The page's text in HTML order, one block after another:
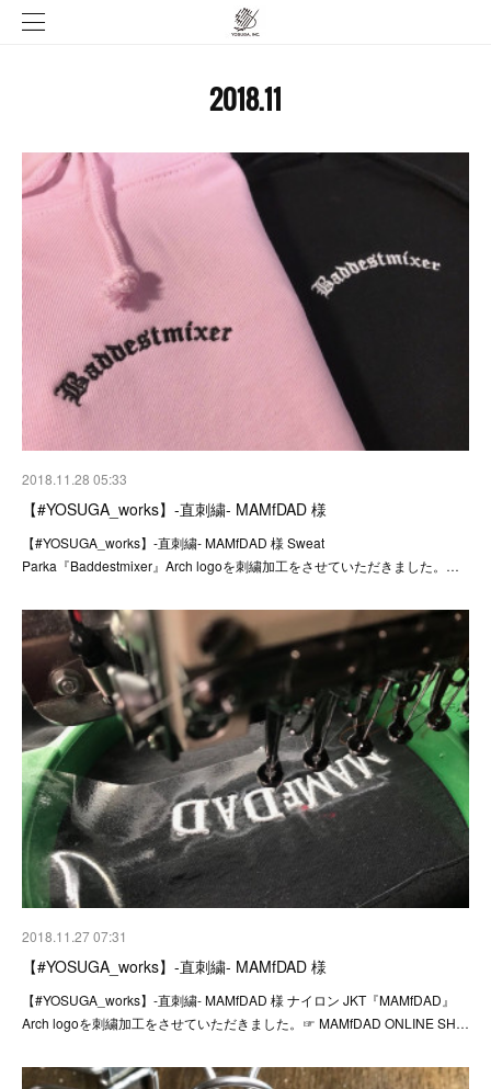
2018.11
2018.11.28 05:33
【#YOSUGA_works】-直刺繍- MAMfDAD 様
【#YOSUGA_works】-直刺繍- MAMfDAD 様 Sweat
Parka『Baddestmixer』Arch logoを刺繍加工をさせていただきました。…
2018.11.27 07:31
【#YOSUGA_works】-直刺繍- MAMfDAD 様
【#YOSUGA_works】-直刺繍- MAMfDAD 様 ナイロン JKT『MAMfDAD』
Arch logoを刺繍加工をさせていただきました。☞ MAMfDAD ONLINE SH…